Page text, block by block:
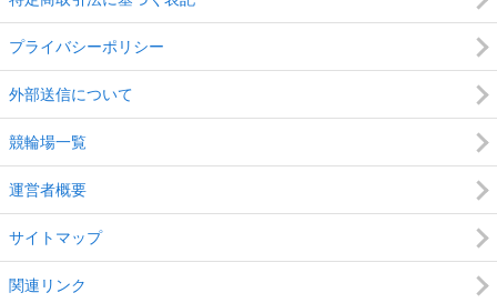
プライバシーポリシー
外部送信について
競輪場一覧
運営者概要
サイトマップ
関連リンク